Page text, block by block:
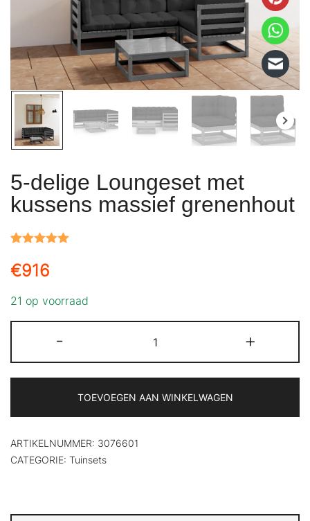
5-delige Loungeset met
kussens massief grenenhout
5.00op 5
op
klantbeoordeling
€916
21 op voorraad
-
delige
met
kussens
massief
grenenhout
aantal
+
TOEVOEGEN AAN WINKELWAGEN
ARTIKELNUMMER: 3076601
CATEGORIE: Tuinsets